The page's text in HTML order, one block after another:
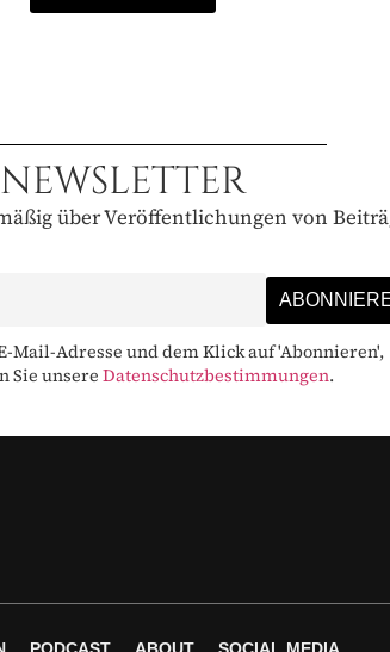
NEWSLETTER
über Veröffentlichungen von
Mail-Adresse und dem Klick auf 'Abonnieren',
Sie unsere Datenschutzbestimmungen.